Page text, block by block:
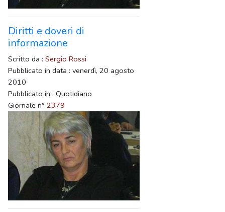
Diritti e doveri di
informazione
Scritto da : Sergio Rossi
Pubblicato in data : venerdì, 20 agosto
2010
Pubblicato in : Quotidiano
Giornale n° 2379